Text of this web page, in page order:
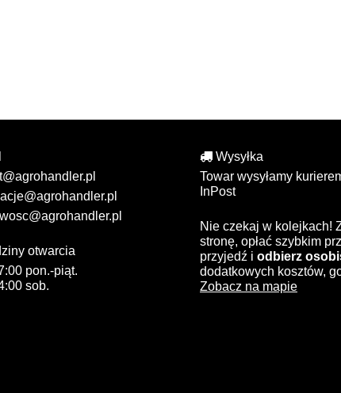
otwarcia
pon.-piąt.
sob.
Wysyłka
Towar wysyłamy
InPost
Nie czekaj w kolejkach!
stronę, opłać szybkim
przyjedź i odbierz
dodatkowych kosztów,
Zobacz na mapie